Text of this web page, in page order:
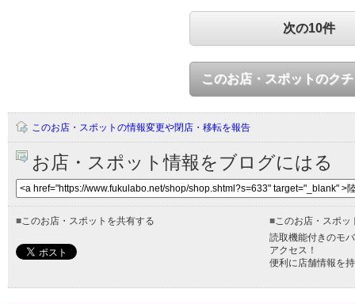
次の10件
このお店・スポットのク
このお店・スポットの情報変更や閉店・移転を報告
お店・スポット情報をブログにはる
■このお店・スポットを共有する ■このお店・スポッ
読取機能付きのモ
アクセス！
便利に店舗情報を